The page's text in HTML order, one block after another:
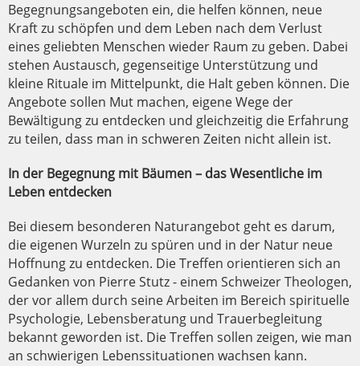
Begegnungsangeboten ein, die helfen können, neue
Kraft zu schöpfen und dem Leben nach dem Verlust
eines geliebten Menschen wieder Raum zu geben. Dabei
stehen Austausch, gegenseitige Unterstützung und
kleine Rituale im Mittelpunkt, die Halt geben können. Die
Angebote sollen Mut machen, eigene Wege der
Bewältigung zu entdecken und gleichzeitig die Erfahrung
zu teilen, dass man in schweren Zeiten nicht allein ist.
In der Begegnung mit Bäumen – das Wesentliche im
Leben entdecken
Bei diesem besonderen Naturangebot geht es darum,
die eigenen Wurzeln zu spüren und in der Natur neue
Hoffnung zu entdecken. Die Treffen orientieren sich an
Gedanken von Pierre Stutz - einem Schweizer Theologen,
der vor allem durch seine Arbeiten im Bereich spirituelle
Psychologie, Lebensberatung und Trauerbegleitung
bekannt geworden ist. Die Treffen sollen zeigen, wie man
an schwierigen Lebenssituationen wachsen kann.